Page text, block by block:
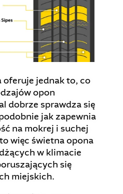
oferuje jednak to, co
opon
dobrze sprawdza się
jak zapewnia
na mokrej i suchej
więc świetna opona
w klimacie
się
miejskich.